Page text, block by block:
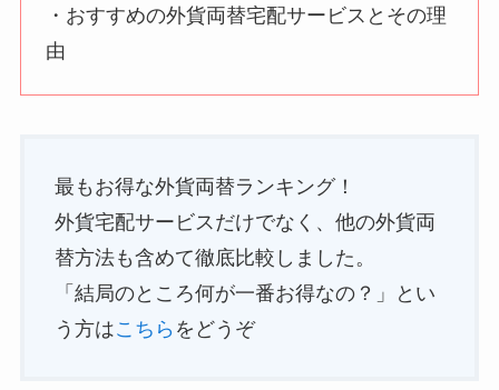
・おすすめの外貨両替宅配サービスとその理
由
最もお得な外貨両替ランキング！
外貨宅配サービスだけでなく、他の外貨両
替方法も含めて徹底比較しました。
「結局のところ何が一番お得なの？」とい
う方はこちら をどうぞ